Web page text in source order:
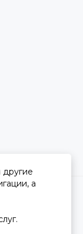
другие
а